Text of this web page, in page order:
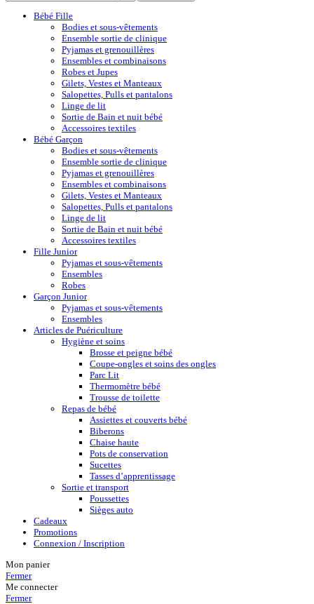
Bébé Fille
Bodies et sous-vêtements
Ensemble sortie de clinique
Pyjamas et grenouillères
Ensembles et combinaisons
Robes et Jupes
Gilets, Vestes et Manteaux
Salopettes, Pulls et pantalons
Linge de lit
Sortie de Bain et nuit bébé
Accessoires textiles
Bébé Garçon
Bodies et sous-vêtements
Ensemble sortie de clinique
Pyjamas et grenouillères
Ensembles et combinaisons
Gilets, Vestes et Manteaux
Salopettes, Pulls et pantalons
Linge de lit
Sortie de Bain et nuit bébé
Accessoires textiles
Fille Junior
Pyjamas et sous-vêtements
Ensembles
Robes
Garçon Junior
Pyjamas et sous-vêtements
Ensembles
Articles de Puériculture
Hygiène et soins
Brosse et peigne bébé
Coupe-ongles et soins des ongles
Parc Lit
Thermomètre bébé
Trousse de toilette
Repas de bébé
Assiettes et couverts bébé
Biberons
Chaise haute
Pots de conservation
Sucettes
Tasses d’apprentissage
Sortie et transport
Poussettes
Sièges auto
Cadeaux
Promotions
Connexion / Inscription
Mon panier
Fermer
Me connecter
Fermer